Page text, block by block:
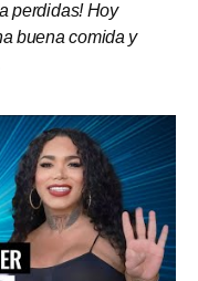
perdidas! Hoy
buena comida y